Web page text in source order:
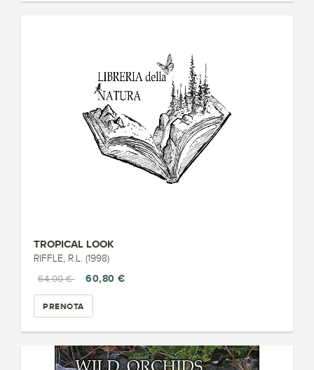
TROPICAL LOOK
RIFFLE, R.L. (1998)
64,00 €
60,80 €
PRENOTA